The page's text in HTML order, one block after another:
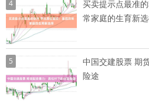
4
买卖提示点最准
常家庭的生育新
5
中国交建股票 期
险途